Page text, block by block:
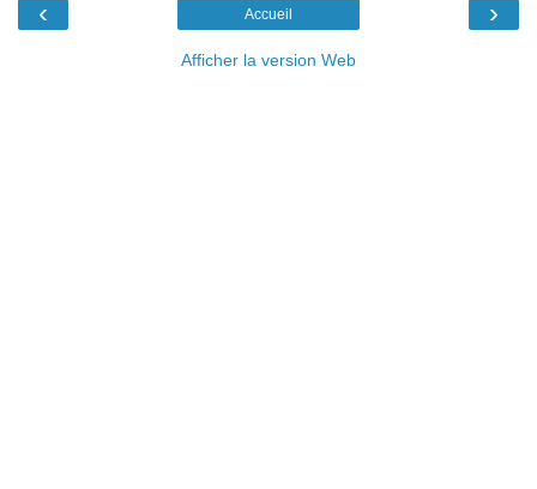
‹ ›
Accueil
Afficher la version Web